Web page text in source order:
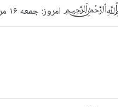
۱۶ مرداد ۱۴۰۵